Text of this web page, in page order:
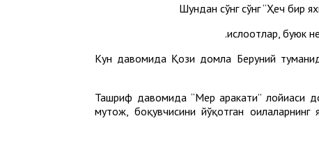
Шундан сўнг сўнг “Ҳеч бир
ислоҳотлар, буюк
Кун давомида Қози домла Беруний
Ташриф давомида “Меҳр ҳаракати” лойиҳаси
муҳтож, боқувчисини йўқотган